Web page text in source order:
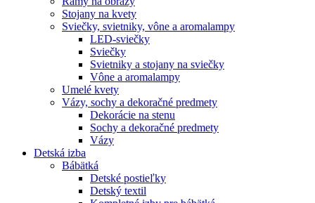
Stojany na kvety
Sviečky, svietniky, vône a aromalampy
LED-sviečky
Sviečky
Svietniky a stojany na sviečky
Vône a aromalampy
Umelé kvety
Vázy, sochy a dekoračné predmety
Dekorácie na stenu
Sochy a dekoračné predmety
Vázy
Detská izba
Bábätká
Detské postieľky
Detský textil